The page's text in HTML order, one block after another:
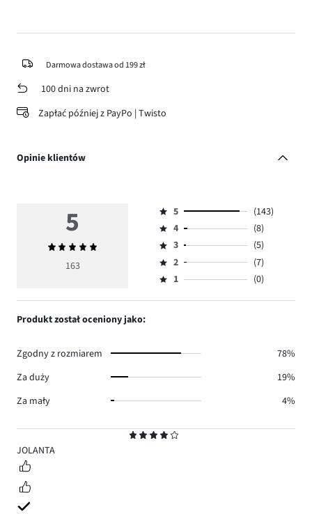
Darmowa dostawa od 199 zł
100 dni na zwrot
Zapłać później z PayPo | Twisto
Opinie klientów
4
JOLANTA
5
Średnia
ocena
163
Ocena
5,
ilość
głosów
143.
5
(143)
Ocena
4,
ilość
głosów
4
(8)
Ocena
3,
ilość
3
(5)
Ocena
2,
2
(7)
Ocena
1,
1 (0)
Produkt został oceniony jako:
Zgodny z rozmiarem
78%
Za duży
19%
Za mały
4%